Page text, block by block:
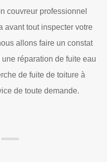
vérification de toiture à Raray
un service adéquat à
pour cela sur tout
de structure. Grâce à la mise
à chaque projet,
de toiture avec des